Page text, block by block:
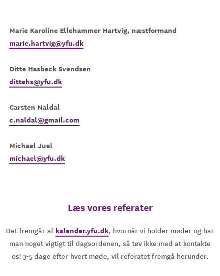
Marie Karoline Ellehammer Hartvig, næstformand
marie.hartvig@yfu.dk
Ditte Hasbeck Svendsen
dittehs@yfu.dk
Carsten Naldal
c.naldal@gmail.com
Michael Juel
michael@yfu.dk
Læs vores referater
Det fremgår af kalender.yfu.dk, hvornår vi holder møder og har
man noget vigtigt til dagsordenen, så tøv ikke med at kontakte
os! 3-5 dage efter hvert møde, vil referatet fremgå herunder.